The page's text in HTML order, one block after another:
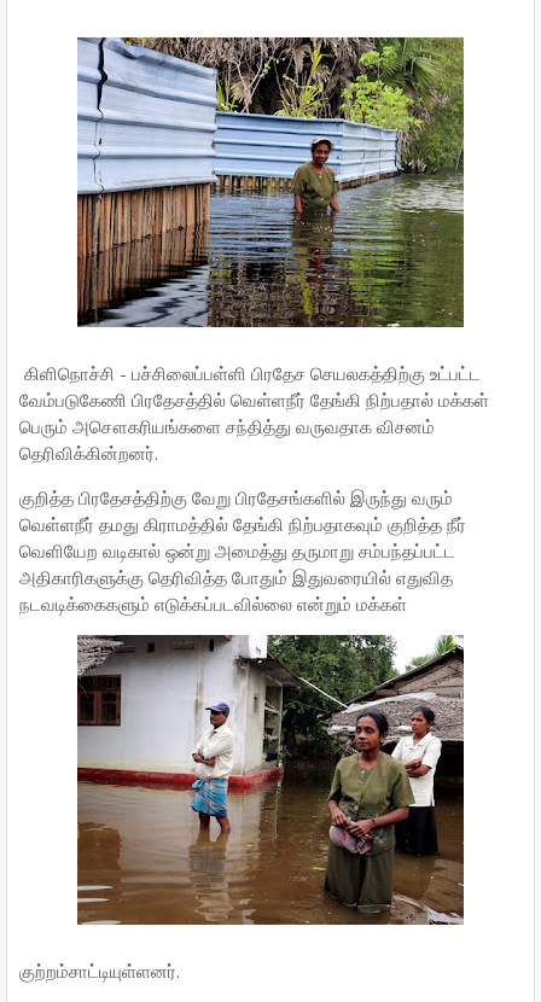
கிளிநொச்சி - பச்சிலைப்பள்ளி பிரதேச செயலகத்திற்கு உட்பட்ட
வேம்படுகேணி பிரதேசத்தில் வெள்ளநீர் தேங்கி நிற்பதால் மக்கள்
பெரும் அசௌகரியங்களை சந்தித்து வருவதாக விசனம்
தெரிவிக்கின்றனர்.
குறித்த பிரதேசத்திற்கு வேறு பிரதேசங்களில் இருந்து வரும்
வெள்ளநீர் தமது கிராமத்தில் தேங்கி நிற்பதாகவும் குறித்த நீர்
வெளியேற வடிகால் ஒன்று அமைத்து தருமாறு சம்பந்தப்பட்ட
அதிகாரிகளுக்கு தெரிவித்த போதும் இதுவரையில் எதுவித
நடவடிக்கைகளும் எடுக்கப்படவில்லை என்றும் மக்கள்
குற்றம்சாட்டியுள்ளனர்.